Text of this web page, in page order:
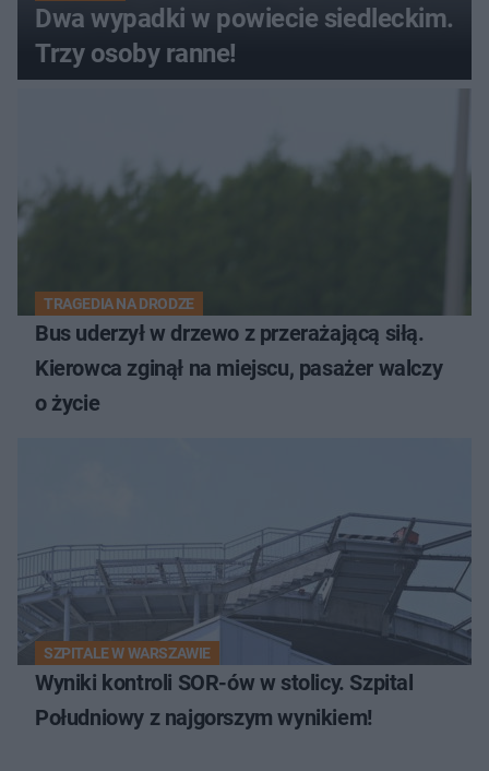
Dwa wypadki w powiecie siedleckim.
Trzy osoby ranne!
TRAGEDIA NA DRODZE
Bus uderzył w drzewo z przerażającą siłą.
Kierowca zginął na miejscu, pasażer walczy
o życie
SZPITALE W WARSZAWIE
Wyniki kontroli SOR-ów w stolicy. Szpital
Południowy z najgorszym wynikiem!